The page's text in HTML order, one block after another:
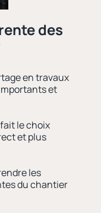
des
en travaux
et
le choix
et plus
les
du chantier